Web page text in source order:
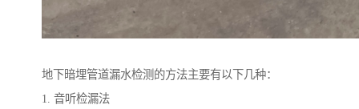
地下暗埋管道漏水检测的方法主要有以下几种：
1. 音听检漏法